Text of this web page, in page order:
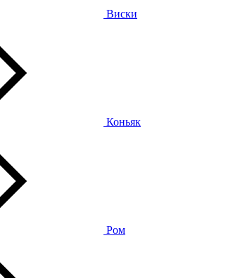
Виски
Коньяк
Ром